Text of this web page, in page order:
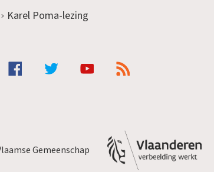
Karel Poma-lezing
Gemeenschap